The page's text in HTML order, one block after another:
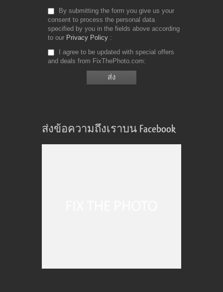
By submitting the form you give us your
consent to process the personal data
specified by you in the fields above according
to our Privacy Policy
I agree to be updated with special offers
and deals from FixThePhoto.com
ส่งข้อความถึงเราบน Facebook